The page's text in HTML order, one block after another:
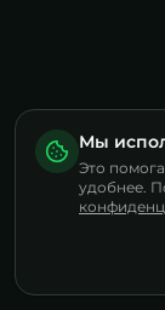
Мы
Это
удобнее.